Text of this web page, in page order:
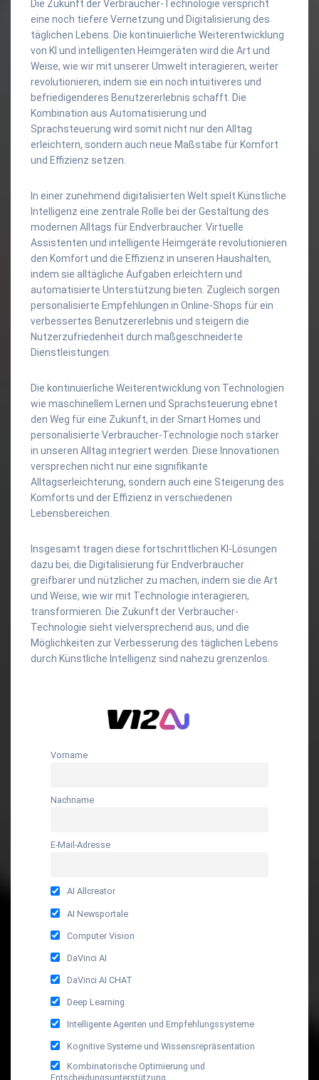
Die Zukunft der Verbraucher-Technologie verspricht
eine noch tiefere Vernetzung und Digitalisierung des
täglichen Lebens. Die kontinuierliche Weiterentwicklung
von KI und intelligenten Heimgeräten wird die Art und
Weise, wie wir mit unserer Umwelt interagieren, weiter
revolutionieren, indem sie ein noch intuitiveres und
befriedigenderes Benutzererlebnis schafft. Die
Kombination aus Automatisierung und
Sprachsteuerung wird somit nicht nur den Alltag
erleichtern, sondern auch neue Maßstäbe für Komfort
und Effizienz setzen.
In einer zunehmend digitalisierten Welt spielt Künstliche
Intelligenz eine zentrale Rolle bei der Gestaltung des
modernen Alltags für Endverbraucher. Virtuelle
Assistenten und intelligente Heimgeräte revolutionieren
den Komfort und die Effizienz in unseren Haushalten,
indem sie alltägliche Aufgaben erleichtern und
automatisierte Unterstützung bieten. Zugleich sorgen
personalisierte Empfehlungen in Online-Shops für ein
verbessertes Benutzererlebnis und steigern die
Nutzerzufriedenheit durch maßgeschneiderte
Dienstleistungen.
Die kontinuierliche Weiterentwicklung von Technologien
wie maschinellem Lernen und Sprachsteuerung ebnet
den Weg für eine Zukunft, in der Smart Homes und
personalisierte Verbraucher-Technologie noch stärker
in unseren Alltag integriert werden. Diese Innovationen
versprechen nicht nur eine signifikante
Alltagserleichterung, sondern auch eine Steigerung des
Komforts und der Effizienz in verschiedenen
Lebensbereichen.
Insgesamt tragen diese fortschrittlichen KI-Lösungen
dazu bei, die Digitalisierung für Endverbraucher
greifbarer und nützlicher zu machen, indem sie die Art
und Weise, wie wir mit Technologie interagieren,
transformieren. Die Zukunft der Verbraucher-
Technologie sieht vielversprechend aus, und die
Möglichkeiten zur Verbesserung des täglichen Lebens
durch Künstliche Intelligenz sind nahezu grenzenlos.
Vorname
Nachname
E-Mail-Adresse
AI Allcreator
AI Newsportale
Computer Vision
DaVinci AI
DaVinci AI CHAT
Deep Learning
Intelligente Agenten und Empfehlungssysteme
Kognitive Systeme und Wissensrepräsentation
Kombinatorische Optimierung und
Entscheidungsunterstützung